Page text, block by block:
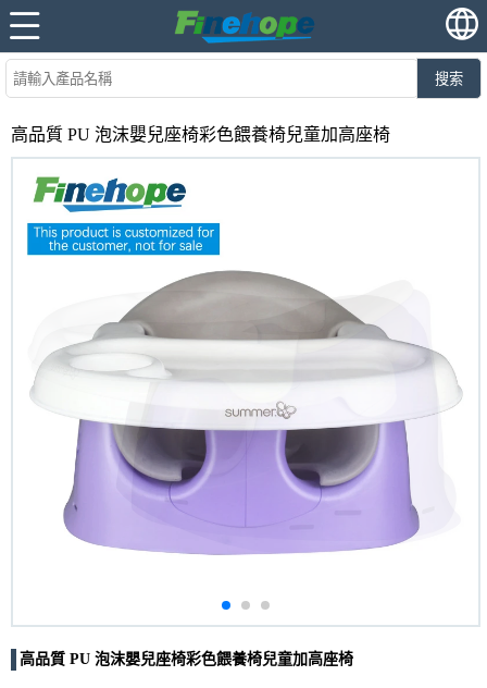
搜索
高品質 PU 泡沫嬰兒座椅彩色餵養椅兒童加高座椅
高品質 PU 泡沫嬰兒座椅彩色餵養椅兒童加高座椅